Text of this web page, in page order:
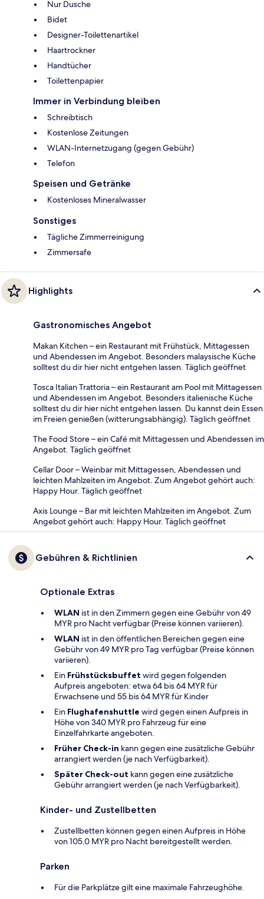
Nur Dusche
Bidet
Designer-Toilettenartikel
Haartrockner
Handtücher
Toilettenpapier
Immer in Verbindung bleiben
Schreibtisch
Kostenlose Zeitungen
WLAN-Internetzugang (gegen Gebühr)
Telefon
Speisen und Getränke
Kostenloses Mineralwasser
Sonstiges
Tägliche Zimmerreinigung
Zimmersafe
Highlights
Gastronomisches Angebot
Makan Kitchen – ein Restaurant mit Frühstück, Mittagessen
und Abendessen im Angebot. Besonders malaysische Küche
solltest du dir hier nicht entgehen lassen. Täglich geöffnet
Tosca Italian Trattoria – ein Restaurant am Pool mit Mittagessen
und Abendessen im Angebot. Besonders italienische Küche
solltest du dir hier nicht entgehen lassen. Du kannst dein Essen
im Freien genießen (witterungsabhängig). Täglich geöffnet
The Food Store – ein Café mit Mittagessen und Abendessen im
Angebot. Täglich geöffnet
Cellar Door – Weinbar mit Mittagessen, Abendessen und
leichten Mahlzeiten im Angebot. Zum Angebot gehört auch:
Happy Hour. Täglich geöffnet
Axis Lounge – Bar mit leichten Mahlzeiten im Angebot. Zum
Angebot gehört auch: Happy Hour. Täglich geöffnet
Gebühren & Richtlinien
Optionale Extras
WLAN ist in den Zimmern gegen eine Gebühr von 49
MYR pro Nacht verfügbar (Preise können variieren).
WLAN ist in den öffentlichen Bereichen gegen eine
Gebühr von 49 MYR pro Tag verfügbar (Preise können
variieren).
Ein Frühstücksbuffet wird gegen folgenden
Aufpreis angeboten: etwa 64 bis 64 MYR für
Erwachsene und 55 bis 64 MYR für Kinder
Ein Flughafenshuttle wird gegen einen Aufpreis in
Höhe von 340 MYR pro Fahrzeug für eine
Einzelfahrkarte angeboten.
Früher Check-in kann gegen eine zusätzliche Gebühr
arrangiert werden (je nach Verfügbarkeit).
Später Check-out kann gegen eine zusätzliche
Gebühr arrangiert werden (je nach Verfügbarkeit).
Kinder- und Zustellbetten
Zustellbetten können gegen einen Aufpreis in Höhe
von 105.0 MYR pro Nacht bereitgestellt werden.
Parken
Für die Parkplätze gilt eine maximale Fahrzeughöhe.